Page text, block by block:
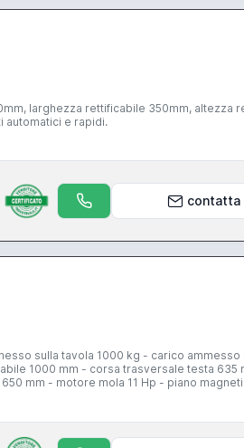
larghezza rettificabile 350mm, altezza
automatici e rapidi.
contatta
sulla tavola 1000 kg - carico
1000 mm - corsa trasversale testa
mm - motore mola 11 Hp - piano